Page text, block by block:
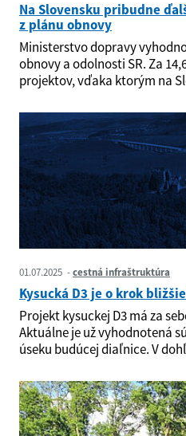
Na Slovensku pribudne
z plánu obnovy
Ministerstvo dopravy
obnovy a odolnosti SR. Za
projektov, vďaka ktorým na
01.07.2025 cestná infraštruktúra
Kysucká D3 je o krok
Projekt kysuckej D3 má za
Aktuálne je už vyhodnotená
úseku budúcej diaľnice. V